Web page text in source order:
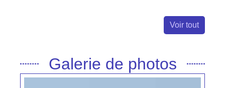
Galerie de photos